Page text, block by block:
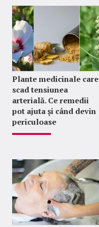
Plante medicinale care
scad tensiunea
arterială. Ce remedii
pot ajuta și când devin
periculoase